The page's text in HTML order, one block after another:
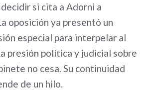
si cita a Adorni a
oposición ya presentó un
especial para interpelar al
presión política y judicial sobre
no cesa. Su continuidad
de un hilo.